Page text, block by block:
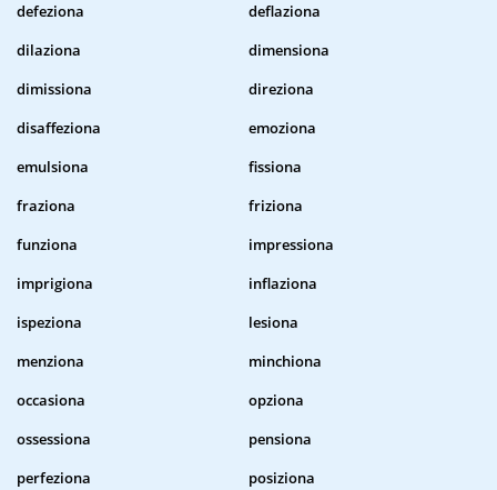
defeziona
deflaziona
dilaziona
dimensiona
dimissiona
direziona
disaffeziona
emoziona
emulsiona
fissiona
fraziona
friziona
funziona
impressiona
imprigiona
inflaziona
ispeziona
lesiona
menziona
minchiona
occasiona
opziona
ossessiona
pensiona
perfeziona
posiziona